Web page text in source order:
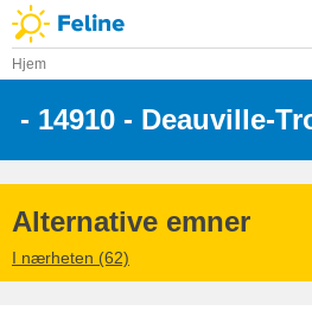
Hjem
- 14910 - Deauville-
Alternative emner
I nærheten (62)